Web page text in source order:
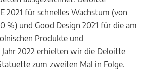
2021 für schnelles Wachstum (von
%) und Good Design 2021 für die am
Produkte und
2022 erhielten wir die Deloitte
zum zweiten Mal in Folge.